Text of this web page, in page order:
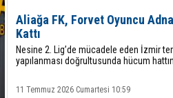
Aliağa FK, Forvet Oyuncu
Kattı
Nesine 2. Lig’de mücadele eden İzmir
yapılanması doğrultusunda hücum
11 Temmuz 2026 Cumartesi 10:59